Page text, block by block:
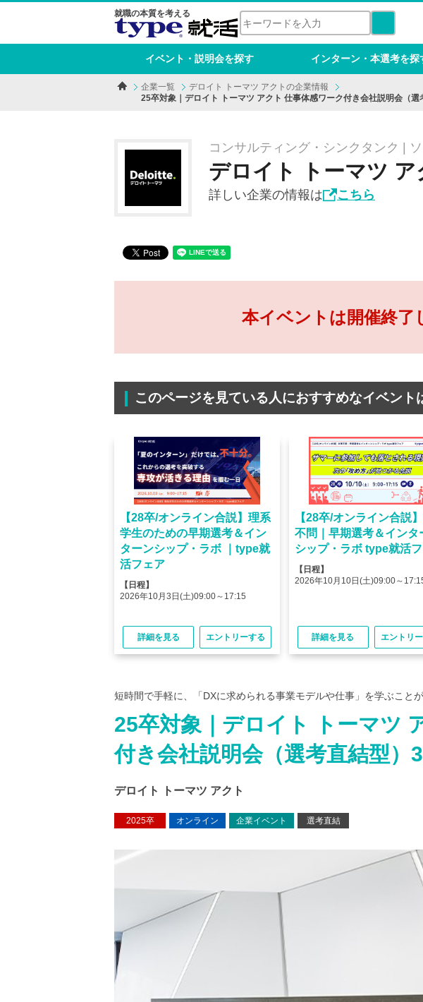
就職の本質を考える
イベント・説明会を探す インターン・本選考を探
企業一覧
デロイト トーマツ アクトの企業情報
25卒対象｜デロイト トーマツ アクト 仕事体感ワーク付き会社説明会（
コンサルティング・シンクタンク |
デロイト トーマツ ア
詳しい企業の情報は こちら
本イベントは開催終了
このページを見ている人におすすめなイベント
【28卒/オンライン合説】理系
学生のための早期選考＆イン
ターンシップ・ラボ ｜type就
活フェア
【日程】
2026年10月3日(土)09:00～17:15
詳細を見る エントリーする
【28卒/オンライン合説
不問｜早期選考＆インタ
シップ・ラボ type就活
【日程】
2026年10月10日(土)09:00～
詳細を見る エントリ
短時間で手軽に、「DXに求められる事業モデルや仕事」を学ぶこと
25卒対象｜デロイト トーマツ
付き会社説明会（選考直結型）
デロイト トーマツ アクト
2025卒 オンライン 企業イベント 選考直結